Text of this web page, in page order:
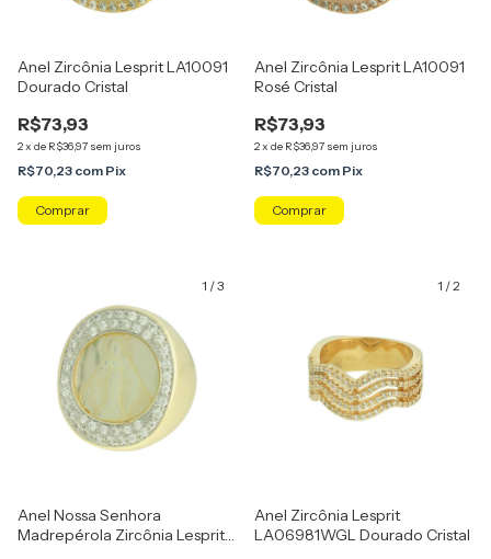
Anel Zircônia Lesprit LA10091
Dourado Cristal
R$73,93
2x de R$36,97 sem juros
R$70,23 com Pix
Comprar
Anel Zircônia Lesprit LA10091
Rosé Cristal
R$73,93
2x de R$36,97 sem juros
R$70,23 com Pix
Comprar
1 /3
Anel Nossa Senhora
Madrepérola Zircônia Lesprit
1 /2
Anel Zircônia Lesprit
LA06981WGL Dourado Cristal